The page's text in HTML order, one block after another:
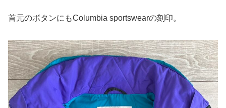
首元のボタンにもColumbia sportswearの刻印。